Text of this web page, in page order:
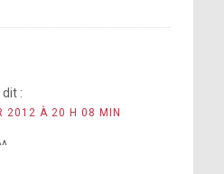
dit :
2012 À 20 H 08 MIN